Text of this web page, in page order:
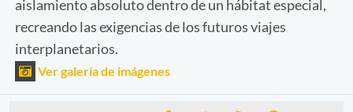
aislamiento absoluto dentro de un hábitat especial,
recreando las exigencias de los futuros viajes
interplanetarios.
Ver galería de imágenes